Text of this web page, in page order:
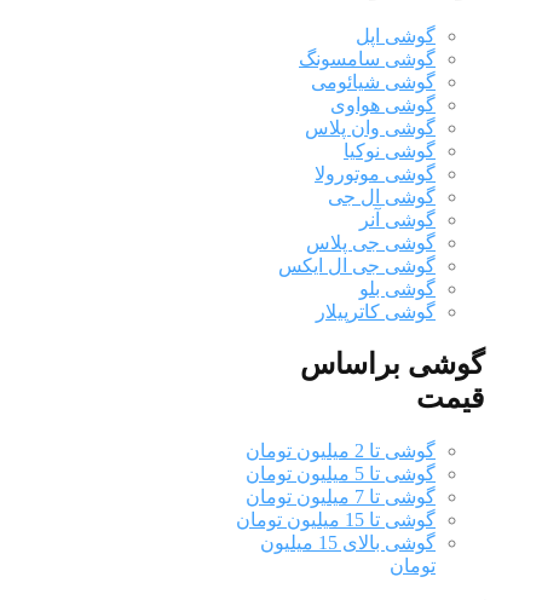
گوشی اپل
گوشی سامسونگ
گوشی شیائومی
گوشی هواوی
گوشی وان پلاس
گوشی نوکیا
گوشی موتورولا
گوشی ال جی
گوشی آنر
گوشی جی پلاس
گوشی جی ال ایکس
گوشی بلو
گوشی کاترپیلار
گوشی براساس
قیمت
گوشی تا 2 میلیون تومان
گوشی تا 5 میلیون تومان
گوشی تا 7 میلیون تومان
گوشی تا 15 میلیون تومان
گوشی بالای 15 میلیون
تومان